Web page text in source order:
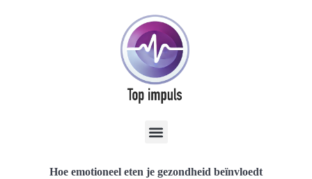
Hoe emotioneel eten je gezondheid beïnvloedt